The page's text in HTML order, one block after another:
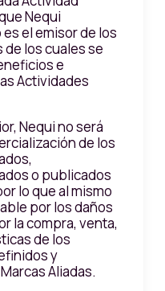
Nequi
el emisor de los
de los cuales se
e
Actividades
Nequi no será
de los
o publicados
lo que al mismo
por los daños
la compra, venta,
de los
y
Aliadas.